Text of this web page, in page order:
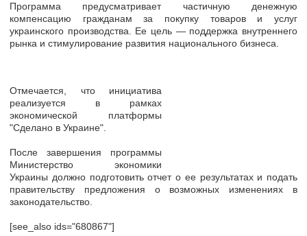
Программа предусматривает частичную денежную
компенсацию гражданам за покупку товаров и услуг
украинского производства. Ее цель — поддержка внутреннего
рынка и стимулирование развития национального бизнеса.
Отмечается, что инициатива
реализуется в рамках
экономической платформы
"Сделано в Украине".
После завершения программы
Министерство экономики
Украины должно подготовить отчет о ее результатах и подать
правительству предложения о возможных изменениях в
законодательство.
[see_also ids="680867"]